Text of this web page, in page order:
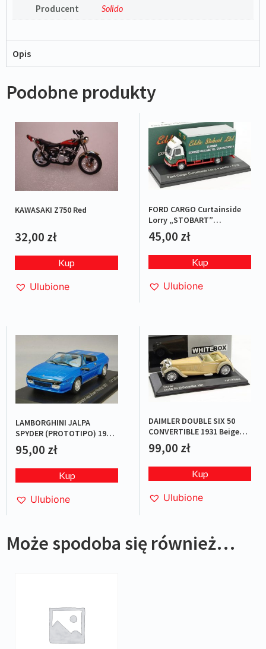
Producent Solido
Opis
Podobne produkty
KAWASAKI Z750 Red
32,00 zł
Kup
Ulubione
FORD CARGO Curtainside
Lorry „STOBART”
Green/Red
45,00 zł
Kup
Ulubione
LAMBORGHINI JALPA
SPYDER (PROTOTIPO) 1987
BLUE L.E.1/1000
95,00 zł
Kup
Ulubione
DAIMLER DOUBLE SIX 50
CONVERTIBLE 1931 Beige
L.E.1/1000
99,00 zł
Kup
Ulubione
Może spodoba się również…